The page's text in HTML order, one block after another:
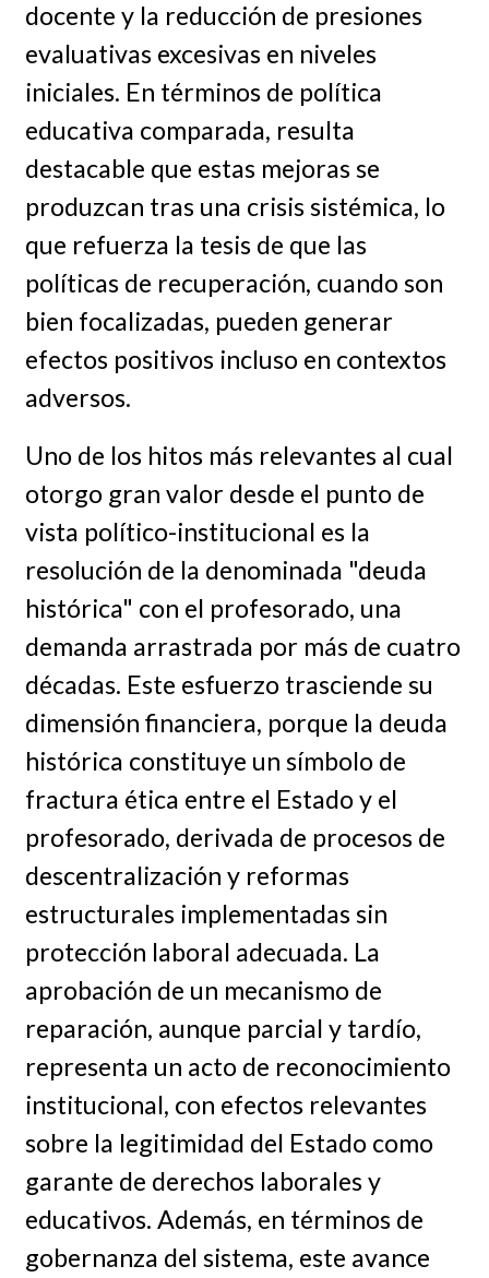
docente y la reducción de presiones
evaluativas excesivas en niveles
iniciales. En términos de política
educativa comparada, resulta
destacable que estas mejoras se
produzcan tras una crisis sistémica, lo
que refuerza la tesis de que las
políticas de recuperación, cuando son
bien focalizadas, pueden generar
efectos positivos incluso en contextos
adversos.
Uno de los hitos más relevantes al cual
otorgo gran valor desde el punto de
vista político-institucional es la
resolución de la denominada "deuda
histórica" con el profesorado, una
demanda arrastrada por más de cuatro
décadas. Este esfuerzo trasciende su
dimensión financiera, porque la deuda
histórica constituye un símbolo de
fractura ética entre el Estado y el
profesorado, derivada de procesos de
descentralización y reformas
estructurales implementadas sin
protección laboral adecuada. La
aprobación de un mecanismo de
reparación, aunque parcial y tardío,
representa un acto de reconocimiento
institucional, con efectos relevantes
sobre la legitimidad del Estado como
garante de derechos laborales y
educativos. Además, en términos de
gobernanza del sistema, este avance